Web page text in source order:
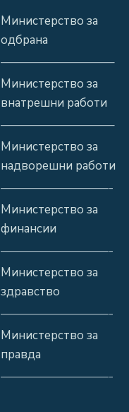
Министерство за
одбрана
—————————–
Министерство за
внатрешни работи
—————————–
Министерство за
надворешни работи
—————————-
Министерство за
финансии
—————————-
Министерство за
здравство
—————————-
Министерство за
правда
—————————-